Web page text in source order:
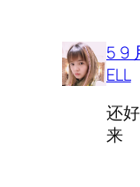
5 9
ELL
还
来